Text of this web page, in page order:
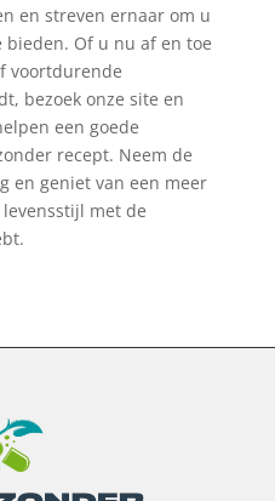
en streven ernaar om u
bieden. Of u nu af en toe
voortdurende
bezoek onze site en
een goede
recept. Neem de
en geniet van een meer
met de